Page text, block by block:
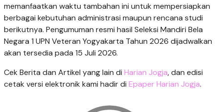
memanfaatkan waktu tambahan ini untuk mempersiapkan
berbagai kebutuhan administrasi maupun rencana studi
berikutnya. Pengumuman resmi hasil Seleksi Mandiri Bela
Negara 1 UPN Veteran Yogyakarta Tahun 2026 dijadwalkan
akan tersedia pada 15 Juli 2026.
Cek Berita dan Artikel yang lain di Harian Jogja, dan edisi
cetak versi elektronik kami hadir di Epaper Harian Jogja.